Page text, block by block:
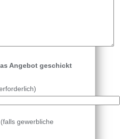
Angebot geschickt
gewerbliche